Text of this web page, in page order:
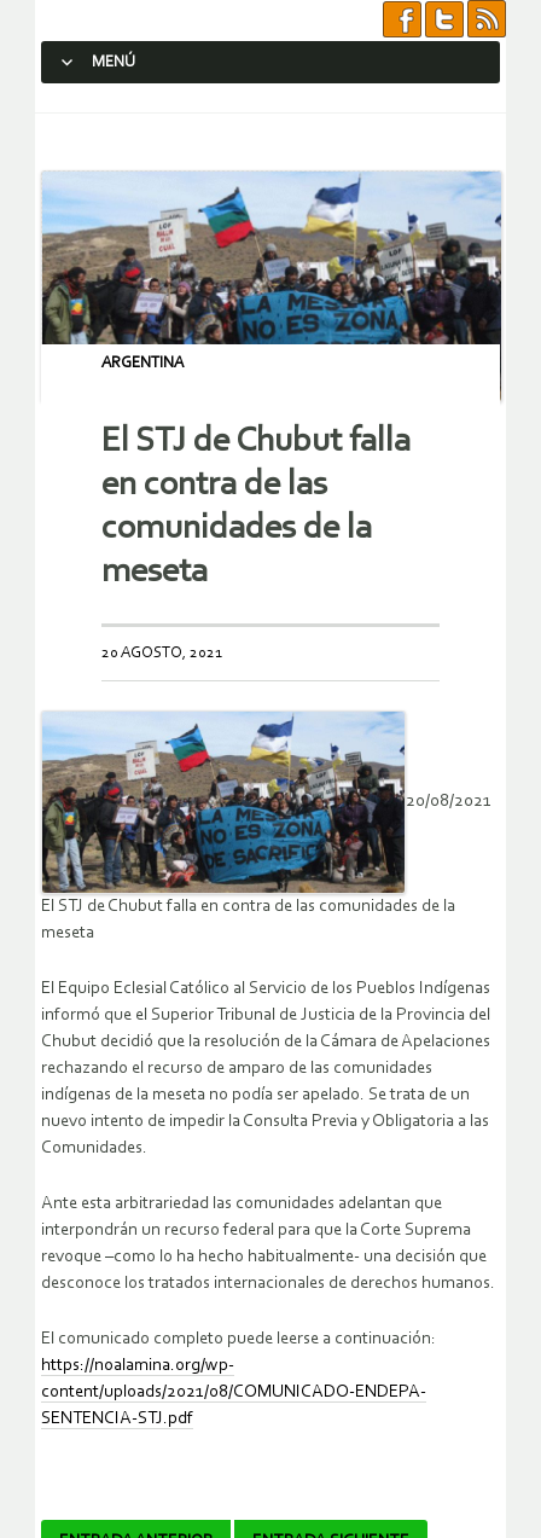
MENÚ
ARGENTINA
El STJ de Chubut falla
en contra de las
comunidades de la
meseta
20 AGOSTO, 2021
20/08/2021
El STJ de Chubut falla en contra de las comunidades de la
meseta
El Equipo Eclesial Católico al Servicio de los Pueblos Indígenas
informó que el Superior Tribunal de Justicia de la Provincia del
Chubut decidió que la resolución de la Cámara de Apelaciones
rechazando el recurso de amparo de las comunidades
indígenas de la meseta no podía ser apelado. Se trata de un
nuevo intento de impedir la Consulta Previa y Obligatoria a las
Comunidades.
Ante esta arbitrariedad las comunidades adelantan que
interpondrán un recurso federal para que la Corte Suprema
revoque –como lo ha hecho habitualmente- una decisión que
desconoce los tratados internacionales de derechos humanos.
El comunicado completo puede leerse a continuación:
https://noalamina.org/wp-
content/uploads/2021/08/COMUNICADO-ENDEPA-
SENTENCIA-STJ.pdf